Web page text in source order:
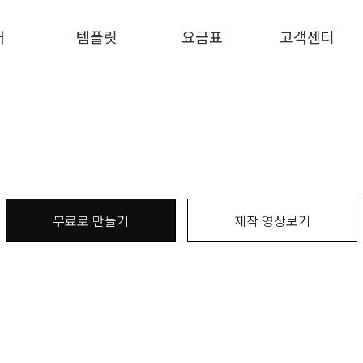
템플릿 요금표 고객센터
무료로 만들기 제작 영상보기